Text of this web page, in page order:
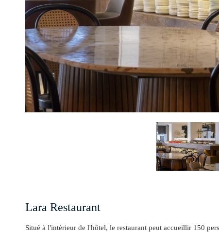
Lara Restaurant
Situé à l'intérieur de l'hôtel, le restaurant peut accueillir 150